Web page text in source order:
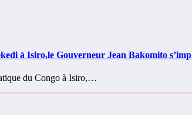
à Isiro,le Gouverneur Jean Bakomito
du Congo à Isiro,…